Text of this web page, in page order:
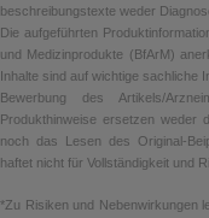
beschreibungstexte weder
Die aufgeführten
und Medizinprodukte (BfArM)
Inhalte sind auf wichtige sachliche
Bewerbung des Artikels/
Produkthinweise ersetzen weder
noch das Lesen des Original-
haftet nicht für Vollständigkeit und
*Zu Risiken und Nebenwirkungen